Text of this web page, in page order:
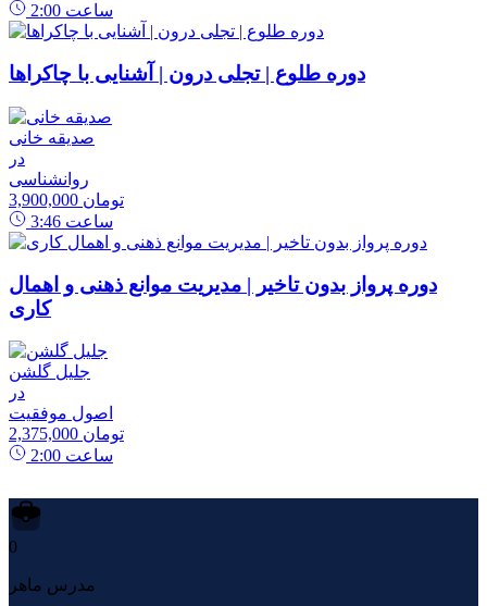
2:00 ساعت
دوره طلوع | تجلی درون | آشنایی با چاکراها
صدیقه خانی
در
روانشناسی
3,900,000 تومان
3:46 ساعت
دوره پرواز بدون تاخیر | مدیریت موانع ذهنی و اهمال
کاری
جلیل گلشن
در
اصول موفقیت
2,375,000 تومان
2:00 ساعت
0
مدرس ماهر